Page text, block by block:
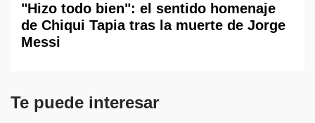
"Hizo todo bien": el sentido homenaje
de Chiqui Tapia tras la muerte de Jorge
Messi
Te puede interesar